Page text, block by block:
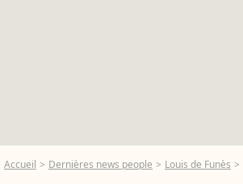
Accueil Dernières news people Louis de Funès